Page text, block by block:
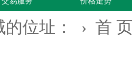
的位址： › 首